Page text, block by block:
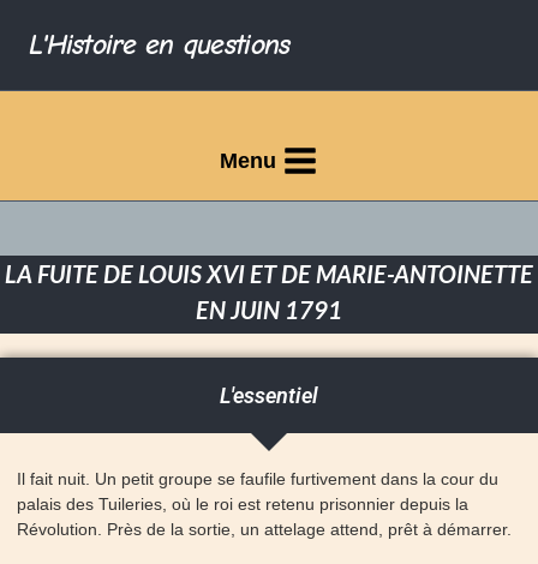
L'Histoire en questions
Menu
LA FUITE DE LOUIS XVI ET DE MARIE-ANTOINETTE
EN JUIN 1791
L'essentiel
Il fait nuit. Un petit groupe se faufile furtivement dans la cour du
palais des Tuileries, où le roi est retenu prisonnier depuis la
Révolution. Près de la sortie, un attelage attend, prêt à démarrer.